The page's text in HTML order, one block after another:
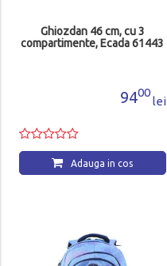
Ghiozdan 46 cm, cu 3
compartimente, Ecada 61443
9400
lei
Adauga in cos